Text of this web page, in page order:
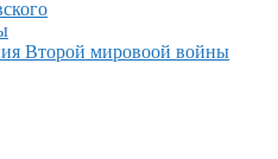
Второй мировоой войны